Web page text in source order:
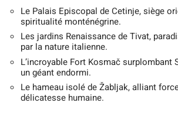
Le Palais Episcopal de Cetinje, siège
spiritualité monténégrine.
Les jardins Renaissance de Tivat,
par la nature italienne.
L’incroyable Fort Kosmač surplombant
un géant endormi.
Le hameau isolé de Žabljak, alliant
délicatesse humaine.